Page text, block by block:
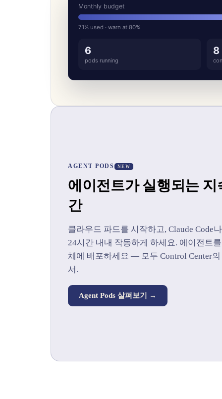
Monthly budget
71% used · warn at 80%
6
pods running
8
AGENT PODS NEW
에이전트가 실행되는 지
간
클라우드 파드를 시작하고, Claude Code
24시간 내내 작동하게 하세요. 에이전트
체에 배포하세요 — 모두 Control Center
서.
Agent Pods 살펴보기 →